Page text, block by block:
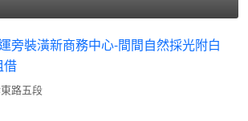
旁裝潢新商務中心-間間自然採光附白
借
路五段